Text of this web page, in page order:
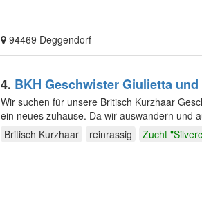
94469 Deggendorf
4. BKH Geschwister Giulietta
Wir suchen für unsere Britisch Kurzhaar
ein neues zuhause. Da wir
Britisch Kurzhaar
reinrassig Zucht